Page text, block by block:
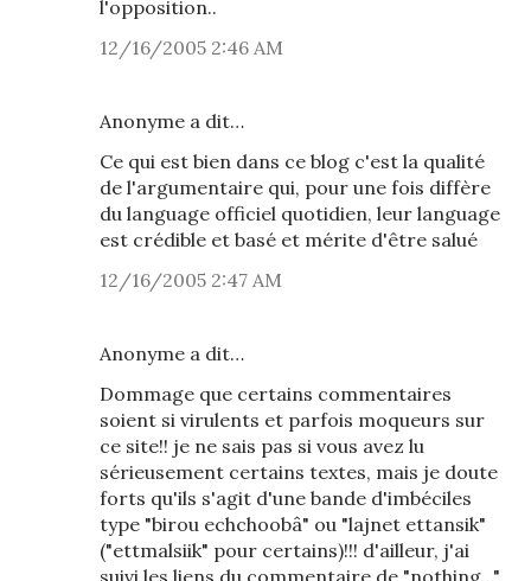
l'opposition..
12/16/2005 2:46 AM
Anonyme a dit…
Ce qui est bien dans ce blog c'est la qualité
de l'argumentaire qui, pour une fois diffère
du language officiel quotidien, leur language
est crédible et basé et mérite d'être salué
12/16/2005 2:47 AM
Anonyme a dit…
Dommage que certains commentaires
soient si virulents et parfois moqueurs sur
ce site!! je ne sais pas si vous avez lu
sérieusement certains textes, mais je doute
forts qu'ils s'agit d'une bande d'imbéciles
type "birou echchoobâ" ou "lajnet ettansik"
("ettmalsiik" pour certains)!!! d'ailleur, j'ai
suivi les liens du commentaire de "nothing..."